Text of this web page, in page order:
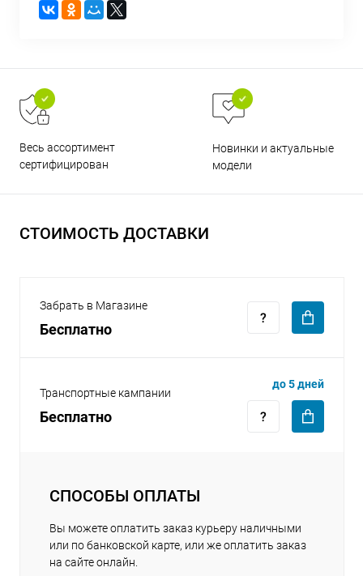
Весь ассортимент
сертифицирован
Новинки и актуальные
модели
СТОИМОСТЬ ДОСТАВКИ
Забрать в Магазине
Бесплатно
Транспортные кампании
Бесплатно
до 5 дней
СПОСОБЫ ОПЛАТЫ
Вы можете оплатить заказ курьеру наличными
или по банковской карте, или же оплатить заказ
на сайте онлайн.
раз в 2 недели
8 800 302-02-51